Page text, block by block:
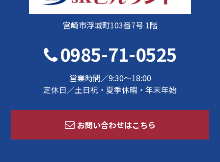
宮崎市浮城町103番7号 1階
0985-71-0525
営業時間／9:30～18:00
定休日／土日祝・夏季休暇・年末年始
お問い合わせはこちら